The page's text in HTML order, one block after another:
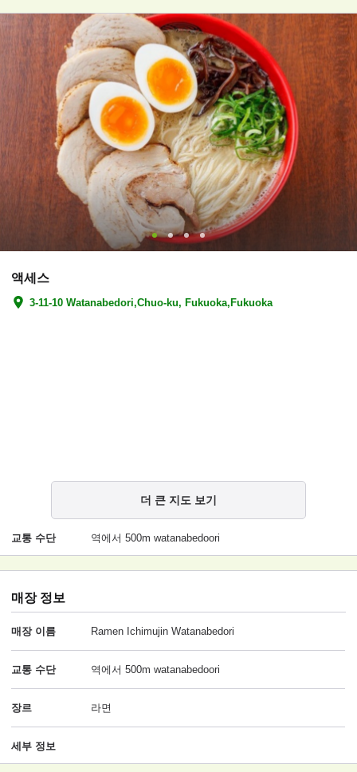
액세스
3-11-10 Watanabedori,Chuo-ku, Fukuoka,Fukuoka
더 큰 지도 보기
교통 수단 역에서 500m watanabedoori
매장 정보
매장 이름 Ramen Ichimujin Watanabedori
교통 수단 역에서 500m watanabedoori
장르 라면
세부 정보